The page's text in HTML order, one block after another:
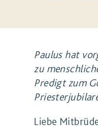
Paulus hat
zu
Predigt zum
Liebe